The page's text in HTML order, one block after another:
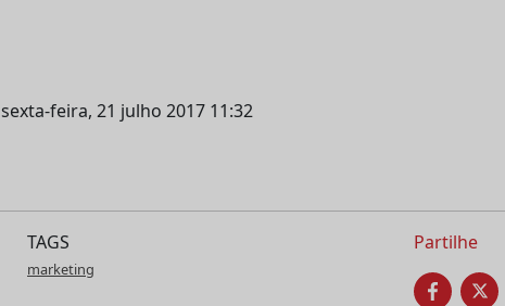
sexta-feira, 21 julho 2017 11:32
TAGS
marketing
Partilhe